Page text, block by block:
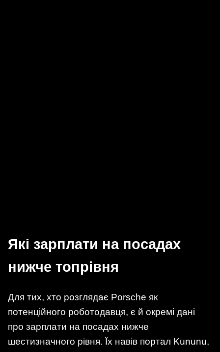
Які зарплати на посадах
нижче топрівня
Для тих, хто розглядає Porsche як
потенційного роботодавця, є й окремі дані
про зарплати на посадах нижче
шестизначного рівня. Їх навів портал Kununu,